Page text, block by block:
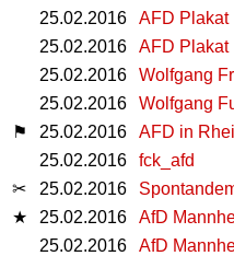
25.02.2016
AFD Plakat
25.02.2016
AFD Plakat
25.02.2016
Wolfgang
25.02.2016
Wolfgang
⚑ 25.02.2016
AFD in
25.02.2016
fck_afd
✂ 25.02.2016
★ 25.02.2016
AfD
25.02.2016 AfD